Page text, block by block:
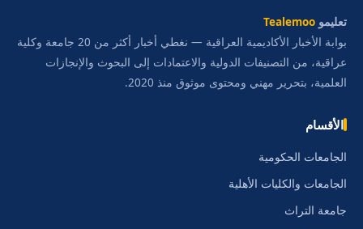
تعليمو Tealemoo
بوابة الأخبار الأكاديمية العراقية — نغطي أخبار أكثر من 20 جامعة وكلية
عراقية، من التصنيفات الدولية والاعتمادات إلى البحوث والإنجازات
العلمية، بتحرير مهني ومحتوى موثوق منذ 2020.
الأقسام
الجامعات الحكومية
الجامعات والكليات الأهلية
جامعة التراث